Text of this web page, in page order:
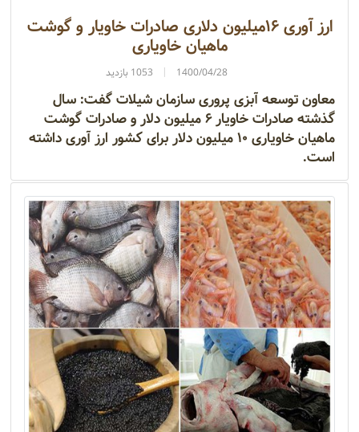
ارز آوری ۱۶میلیون دلاری صادرات خاویار و گوشت
ماهیان خاویاری
1400/04/28 1053 بازدید
معاون توسعه آبزی پروری سازمان شیلات گفت: سال
گذشته صادرات خاویار ۶ میلیون دلار و صادرات گوشت
ماهیان خاویاری ۱۰ میلیون دلار برای کشور ارز آوری داشته
است.